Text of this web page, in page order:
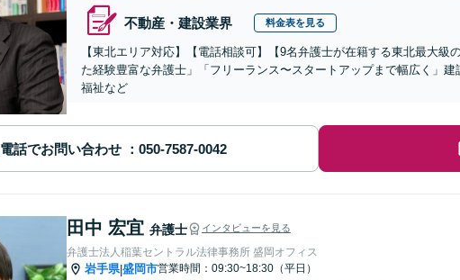
不動産・建設業界 料金表を見る
【東北エリア対応】【電話相談可】【9名弁護士が在籍する東北最大
た経験豊富な弁護士」「フリーランス〜スタートアップまで幅広く」
福祉など
電話でお問い合わせ
田中 宏宜 弁護士 インタビューを見る
弁護士法人稲葉セントラル法律事務所 盛岡オフィス
岩手県|盛岡市営業時間：09:30~18:30（平日）